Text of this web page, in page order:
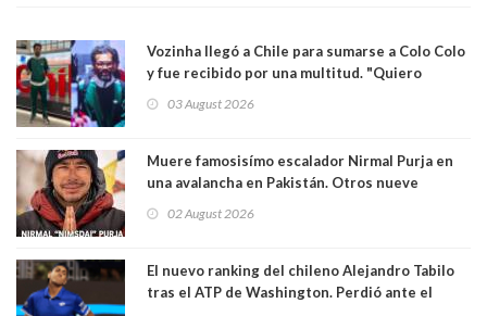
Vozinha llegó a Chile para sumarse a Colo Colo
y fue recibido por una multitud. "Quiero
hinchas"
03 August 2026
Muere famosisímo escalador Nirmal Purja en
una avalancha en Pakistán. Otros nueve
02 August 2026
El nuevo ranking del chileno Alejandro Tabilo
tras el ATP de Washington. Perdió ante el